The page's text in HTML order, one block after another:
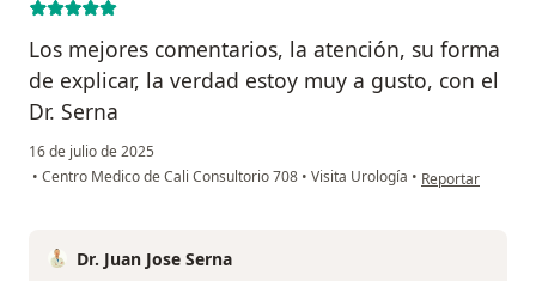
Los mejores comentarios, la atención, su forma
de explicar, la verdad estoy muy a gusto, con el
Dr. Serna
16 de julio de 2025
• Centro Medico de Cali Consultorio 708 • Visita Urología • en opinión del
Reportar
Dr. Juan Jose Serna